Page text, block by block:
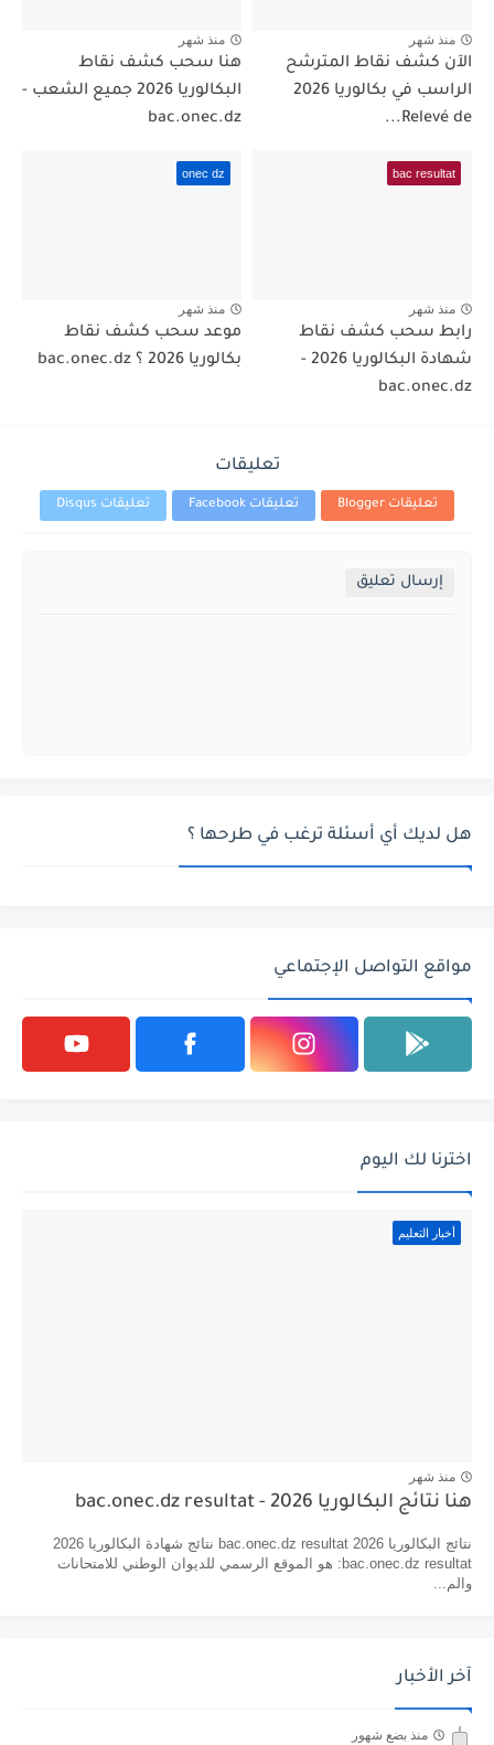
منذ شهر
الآن كشف نقاط المترشح
الراسب في بكالوريا 2026
Relevé de...
منذ شهر
هنا سحب كشف نقاط
البكالوريا 2026 جميع الشعب -
bac.onec.dz
bac resultat
منذ شهر
رابط سحب كشف نقاط
شهادة البكالوريا 2026 -
bac.onec.dz
onec dz
منذ شهر
موعد سحب كشف نقاط
بكالوريا 2026 ؟ bac.onec.dz
تعليقات
تعليقات Blogger تعليقات Facebook تعليقات Disqus
إرسال تعليق
هل لديك أي أسئلة ترغب في طرحها ؟
مواقع التواصل الإجتماعي
اخترنا لك اليوم
أخبار التعليم
منذ شهر
هنا نتائج البكالوريا 2026 - bac.onec.dz resultat
نتائج البكالوريا 2026 bac.onec.dz resultat نتائج شهادة البكالوريا 2026
bac.onec.dz resultat: هو الموقع الرسمي للديوان الوطني للامتحانات
والم...
آخر الأخبار
منذ بضع شهور